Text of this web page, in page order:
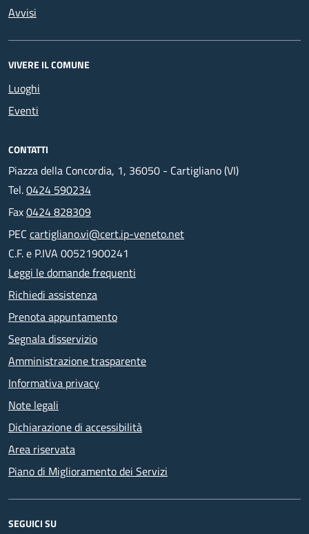
Avvisi
VIVERE IL COMUNE
Luoghi
Eventi
CONTATTI
Piazza della Concordia, 1, 36050 - Cartigliano (VI)
Tel.0424 590234
Fax0424 828309
PEC cartigliano.vi@cert.ip-veneto.net
C.F. e P.IVA 00521900241
Leggi le domande frequenti
Richiedi assistenza
Prenota appuntamento
Segnala disservizio
Amministrazione trasparente
Informativa privacy
Note legali
Dichiarazione di accessibilità
Area riservata
Piano di Miglioramento dei Servizi
SEGUICI SU